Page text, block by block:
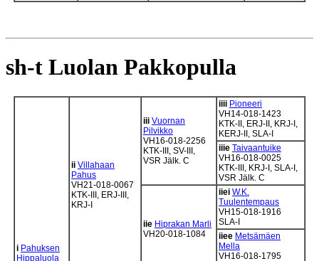
sh-t Luolan Pakkopulla
i Pahuksen
Hippaluola
ii Villahaan
Pahus
VH21-018-0067
KTK-III, ERJ-III,
KRJ-I
iii Vuornan
Pilvikko
VH16-018-2256
KTK-III, SV-III,
VSR Jälk. C
iiii Pioneeri
VH14-018-1423
KTK-II, ERJ-II, KRJ-I,
KERJ-II, SLA-I
iiie Taivaantuike
VH16-018-0025
KTK-III, KRJ-I, SLA-I,
VSR Jälk. C
iie Hiprakan Marli
VH20-018-1084
iiei W.K.
Tuulentempaus
VH15-018-1916
SLA-I
iiee Metsämäen
Mella
VH16-018-1795